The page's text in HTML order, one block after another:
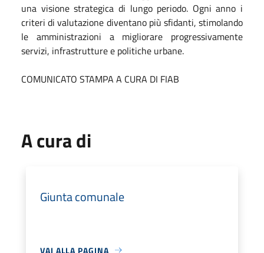
una visione strategica di lungo periodo. Ogni anno i
criteri di valutazione diventano più sfidanti, stimolando
le amministrazioni a migliorare progressivamente
servizi, infrastrutture e politiche urbane.
COMUNICATO STAMPA A CURA DI FIAB
A cura di
Giunta comunale
VAI ALLA PAGINA